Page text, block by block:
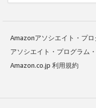
Amazonアソシエイト・プ
アソシエイト・プログラム
Amazon.co.jp 利用規約